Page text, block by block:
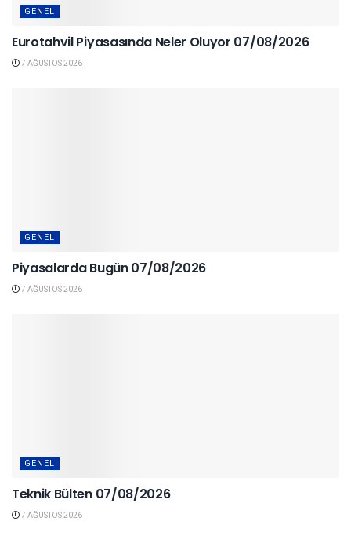
GENEL
Eurotahvil Piyasasında Neler Oluyor 07/08/2026
7 AĞUSTOS 2026
GENEL
Piyasalarda Bugün 07/08/2026
7 AĞUSTOS 2026
GENEL
Teknik Bülten 07/08/2026
7 AĞUSTOS 2026